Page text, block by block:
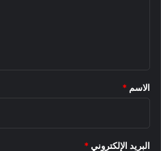
*
الاسم *
البريد الإلكتروني *